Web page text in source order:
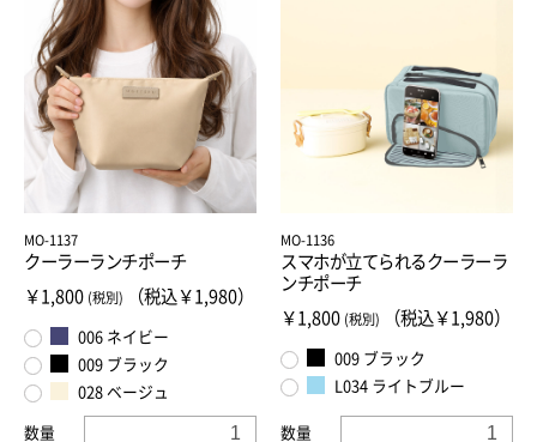
MO-1137
クーラーランチポーチ
￥1,800 (税別) （税込￥1,980）
006 ネイビー
009 ブラック
028 ベージュ
数量
MO-1136
スマホが立てられるクーラーラ
ンチポーチ
￥1,800 (税別) （税込￥1,980）
009 ブラック
L034 ライトブルー
数量